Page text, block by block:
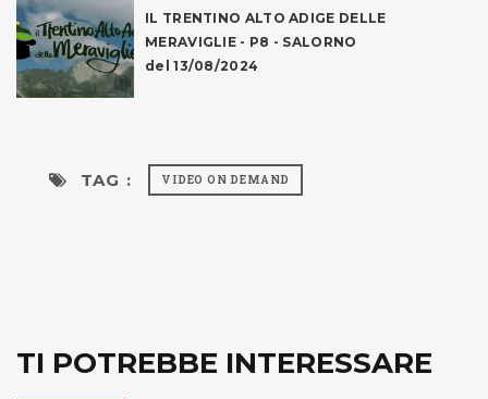
IL TRENTINO ALTO ADIGE DELLE
MERAVIGLIE - P8 - SALORNO
del 13/08/2024
TAG : VIDEO ON DEMAND
TI POTREBBE INTERESSARE